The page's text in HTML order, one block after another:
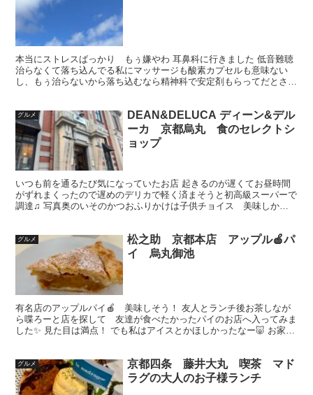
本当にストレスばっかり もぅ嫌やわ 耳鼻科に行きました 低音難聴
治らなくて落ち込んでる私にマッサージも酸素カプセルも意味ない
し、もぅ治らないから落ち込むなら精神科で安定剤もらってだとさ
グルメ
DEAN&DELUCA ディーン&デル
ーカ 京都烏丸 食のセレクトシ
ョップ
いつも前を通るたび気になっていたお店 起きるのが遅くてお昼時間
がずれまくったので遅めのデリカで軽く済まそうと初高級スーパーで
調達♫ 写真奥のいそのかつおふりかけは子供チョイス 美味しかっ
グルメ
松之助 京都本店 アップル🍎パ
イ 烏丸御池
有名店のアップルパイ🍎 美味しそう！ 友人とランチ後お茶しなが
ら喋ろーと店を探して 友達が食べたかったパイのお店へ入ってみま
した✨ 見た目は満点！ でも私はアイスとかほしかったなー🐷 お家で
グルメ
京都四条 藤井大丸 喫茶 マド
ラグの大人のお子様ランチ